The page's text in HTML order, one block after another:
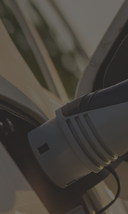
Online-Service
Umzugsservice
Energieberatung